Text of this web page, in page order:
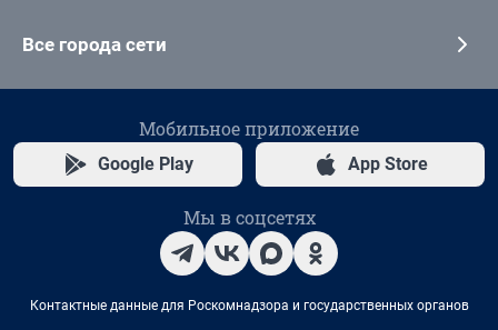
Все города сети
Мобильное приложение
Google Play App Store
Мы в соцсетях
Контактные данные для Роскомнадзора и государственных органов